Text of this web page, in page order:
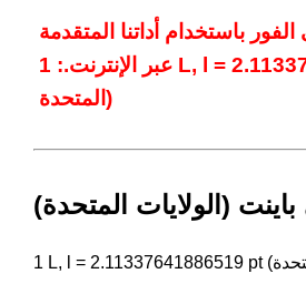
باستخدام أداتنا المتقدمة
عبر الإنترنت.: 1 L, l = 2.11337641887 pt (الولايات
المتحدة)
(الولايات المتحدة)